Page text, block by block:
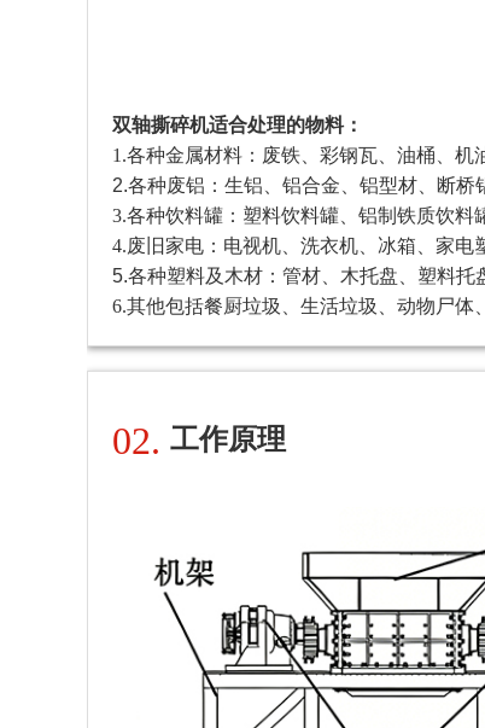
双轴撕碎机适合处理的物料：
1.各种金属材料：废铁、彩钢瓦、油桶、机
2.各种废铝：生铝、铝合金、铝型材、断桥
3.各种饮料罐：塑料饮料罐、铝制铁质饮料
4.废旧家电：电视机、洗衣机、冰箱、家电
5.各种塑料及木材： 管材、木托盘、塑料托
6.其他包括餐厨垃圾、生活垃圾、动物尸体
02. 工作原理